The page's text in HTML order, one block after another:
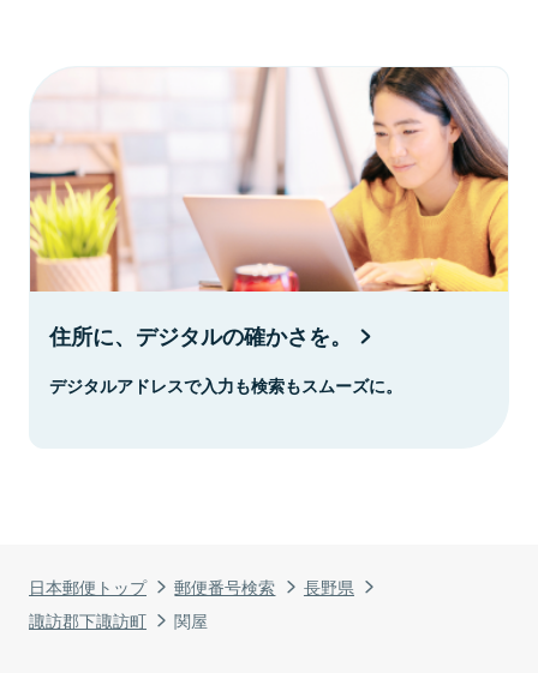
日本郵便トップ 郵便番号検索
長野県
諏訪郡下諏訪町
関屋
住所に、デジタルの確かさを。
デジタルアドレスで入力も検索もスムーズに。